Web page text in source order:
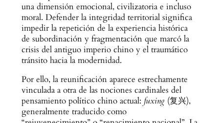
una dimensión emocional, civilizatoria e incluso
moral. Defender la integridad territorial significa
impedir la repetición de la experiencia histórica
de subordinación y fragmentación que marcó la
crisis del antiguo imperio chino y el traumático
tránsito hacia la modernidad.
Por ello, la reunificación aparece estrechamente
vinculada a otra de las nociones cardinales del
pensamiento político chino actual: fuxing(复兴),
generalmente traducido como